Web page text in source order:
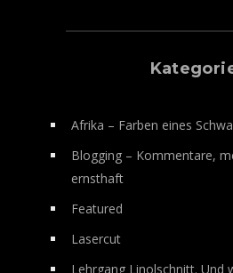
Afrika – Farben eines
Blogging – Kommentare,
ernsthaft
Featured
Lasercut
Lehrgang Linolschnitt. Und